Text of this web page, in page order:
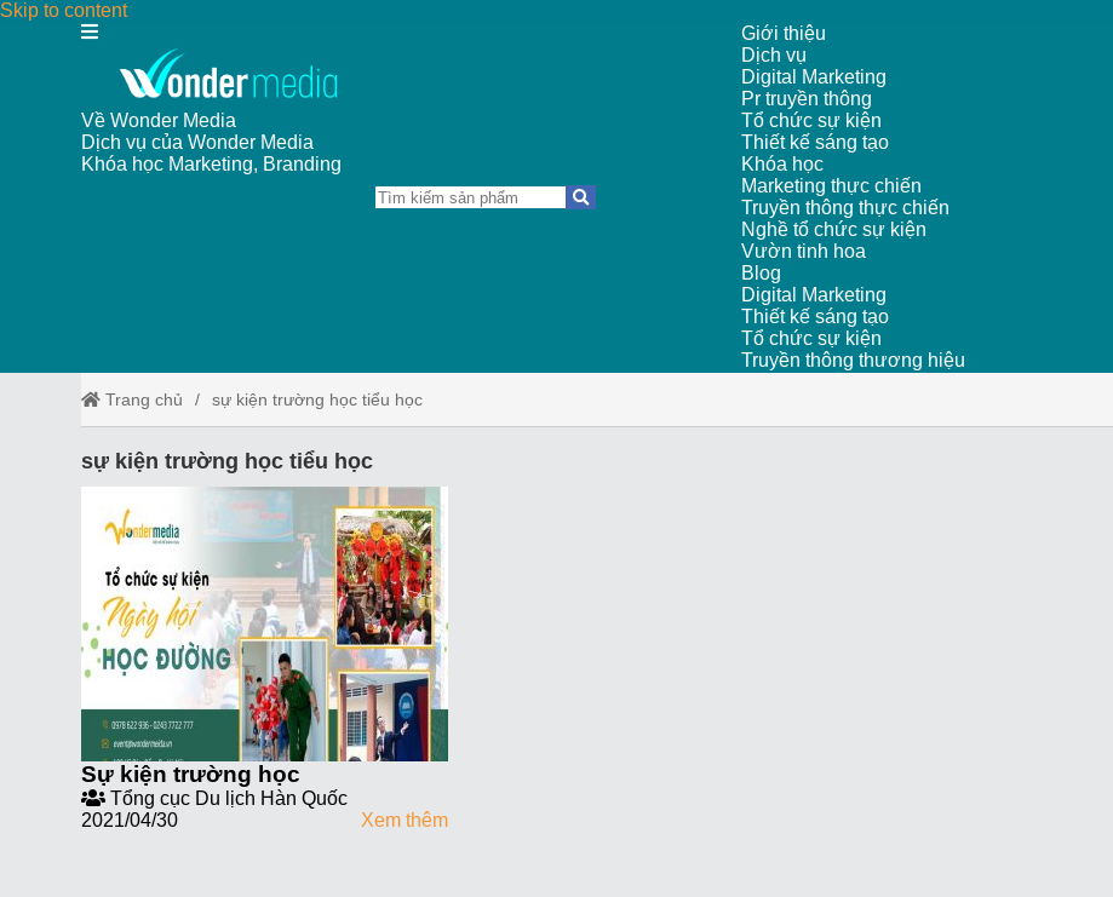
Skip to content
Về Wonder Media
Dịch vụ của Wonder Media
Khóa học Marketing, Branding
Giới thiệu
Dịch vụ
Digital Marketing
Pr truyền thông
Tổ chức sự kiện
Thiết kế sáng tạo
Khóa học
Marketing thực chiến
Truyền thông thực chiến
Nghề tổ chức sự kiện
Vườn tinh hoa
Blog
Digital Marketing
Thiết kế sáng tạo
Tổ chức sự kiện
Truyền thông thương hiệu
Trang chủ sự kiện trường học tiểu học
sự kiện trường học tiểu học
Sự kiện trường học
Tổng cục Du lịch Hàn Quốc
2021/04/30
Xem thêm